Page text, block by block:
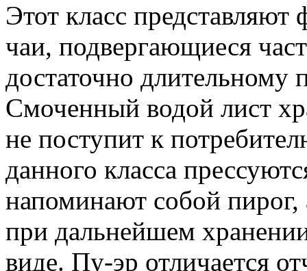
Этот класс
чаи, подвергающиеся
достаточно длительному
Смоченный водой лист
не поступит к
данного класса
напоминают собой
при дальнейшем
виде. Пу-эр отличается